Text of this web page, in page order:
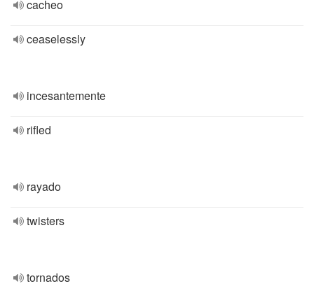
cacheo
ceaselessly
incesantemente
rifled
rayado
twisters
tornados